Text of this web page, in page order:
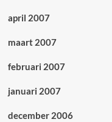
april 2007
maart 2007
februari 2007
januari 2007
december 2006